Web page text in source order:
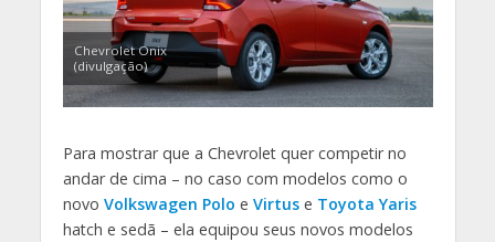
Chevrolet Onix
(divulgação)
Para mostrar que a Chevrolet quer competir no
andar de cima – no caso com modelos como o
novo Volkswagen Polo e Virtuse Toyota Yaris
hatch e sedã – ela equipou seus novos modelos